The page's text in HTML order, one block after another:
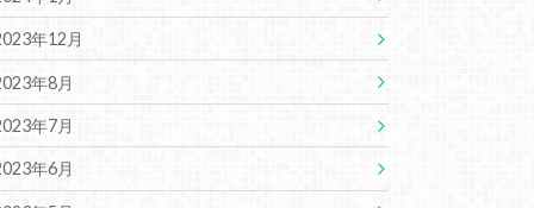
年12月
年8月
年7月
年6月